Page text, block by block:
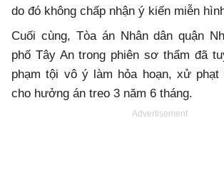
do đó không chấp nhận ý kiến miễn
Cuối cùng, Tòa án Nhân dân quận
phố Tây An trong phiên sơ thẩm đã
phạm tội vô ý làm hỏa hoạn, xử phạt
cho hưởng án treo 3 năm 6 tháng.
Advertisement